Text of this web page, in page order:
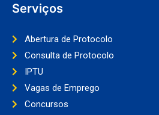
Serviços
Abertura de Protocolo
Consulta de Protocolo
IPTU
Vagas de Emprego
Concursos